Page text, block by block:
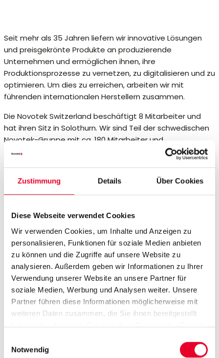
Zustimmung Details Über Cookies
Diese Webseite verwendet Cookies
Wir verwenden Cookies, um Inhalte und Anzeigen zu
personalisieren, Funktionen für soziale Medien anbieten
zu können und die Zugriffe auf unsere Website zu
analysieren. Außerdem geben wir Informationen zu Ihrer
Verwendung unserer Website an unsere Partner für
soziale Medien, Werbung und Analysen weiter. Unsere
Partner führen diese Informationen möglicherweise mit
weiteren Daten zusammen, die Sie ihnen bereitgestellt
haben oder die sie im Rahmen Ihrer Nutzung der Dienste
Notwendig
Seit mehr als 35 Jahren liefern wir innovative Lösungen
und preisgekrönte Produkte an produzierende
Unternehmen und ermöglichen ihnen, ihre
Produktionsprozesse zu vernetzen, zu digitalisieren und zu
optimieren. Um dies zu erreichen, arbeiten wir mit
führenden internationalen Herstellern zusammen.
Die Novotek Switzerland beschäftigt 8 Mitarbeiter und
hat ihren Sitz in Solothurn. Wir sind Teil der schwedischen
Novotek-Gruppe mit ca. 180 Mitarbeiter und
Tochtergesellschaften in allen skandinavischen Ländern,
Unser Herz schlägt für
industrielle Daten
Themen wie Smart Factory, Industrial DataOps,
Connectivity und Versionierung sind unsere
Spezialgebiete. Unsere Kunden stehen täglich vor den
Herausforderungen im Umgang mit ihren gesammelten
Daten, und wir lieben es, ihnen massgeschneiderte
Lösungen anzubieten. Egal, wo sich unsere Kunden in
ihrem Digitalisierungsprozess befinden, bei uns finden sie
die passende Lösung für ihren nächsten Schritt.